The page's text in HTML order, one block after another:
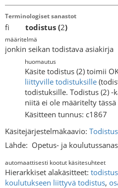
Terminologiset sanastot
fi todistus (2)
määritelmä
jonkin seikan todistava asiakirja
huomautus
Käsite todistus (2) toimii
liittyville todistuksille
todistuksille. Todistus (2)
niitä ei ole määritelty tässä
Käsitteen tunnus: c1867
Käsitejärjestelmäkaavio: Todistus
Lähde: Opetus- ja
automaattisesti kootut käsitesuhteet
Hierarkkiset alakäsitteet:
koulutukseen liittyvä todistus,